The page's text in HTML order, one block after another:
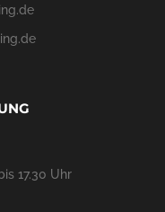
17.30 Uhr